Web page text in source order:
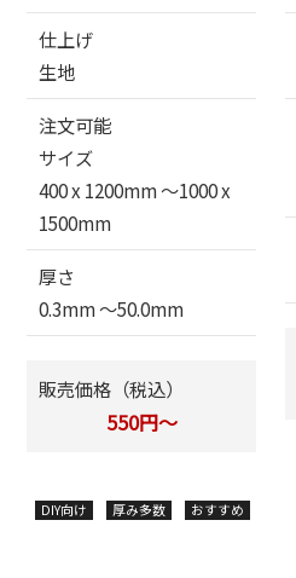
仕上げ
生地
注文可能
サイズ
400 x 1200mm 〜1000 x
1500mm
厚さ
0.3mm 〜50.0mm
販売価格（税込）
550円～
DIY向け 厚み多数 おすすめ